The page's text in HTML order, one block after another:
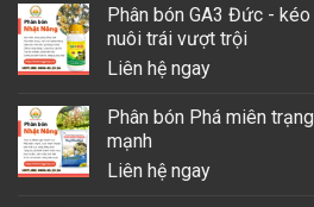
Phân bón GA3 Đức -
nuôi trái vượt trội
Liên hệ ngay
Phân bón Phá miên
mạnh
Liên hệ ngay